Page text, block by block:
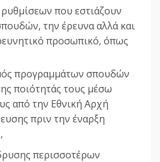
που εστιάζουν
την έρευνα αλλά και
προσωπικό, όπως
προγραμμάτων σπουδών
ποιότητάς τους μέσω
από την Εθνική Αρχή
πριν την έναρξη
περισσοτέρων